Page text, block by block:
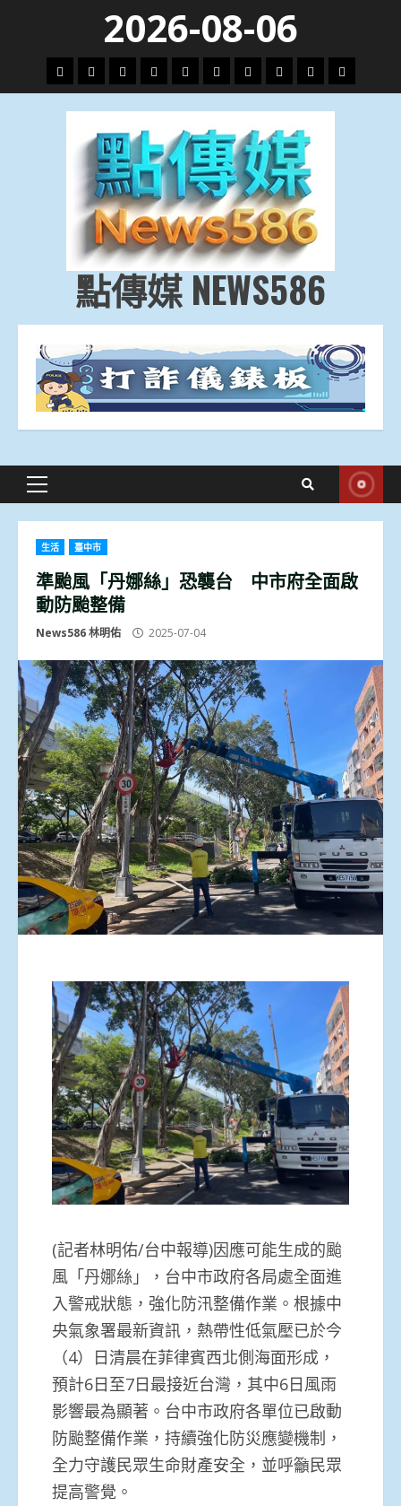
content
2026-08-06
頭
條
財
經
地
方.
會
文
教.
技
專
題
娛
樂
劇
政
治
國
際
運
動
生
活
點傳媒 NEWS586
Primary
生活 臺中市
準颱風「丹娜絲」恐襲台 中市府全面啟
動防颱整備
News586 林明佑 2025-07-04
(記者林明佑/台中報導)因應可能生成的颱
風「丹娜絲」，台中市政府各局處全面進
入警戒狀態，強化防汛整備作業。根據中
央氣象署最新資訊，熱帶性低氣壓已於今
（4）日清晨在菲律賓西北側海面形成，
預計6日至7日最接近台灣，其中6日風雨
影響最為顯著。台中市政府各單位已啟動
防颱整備作業，持續強化防災應變機制，
全力守護民眾生命財產安全，並呼籲民眾
提高警覺。